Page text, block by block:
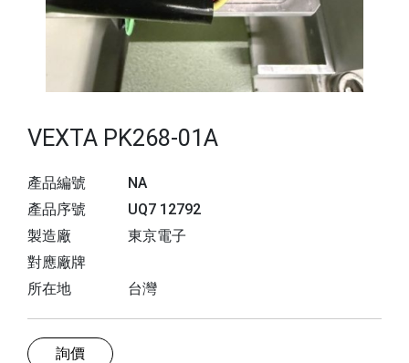
VEXTA PK268-01A
產品編號
NA
產品序號
UQ7 12792
製造廠
東京電子
對應廠牌
所在地
台灣
詢價